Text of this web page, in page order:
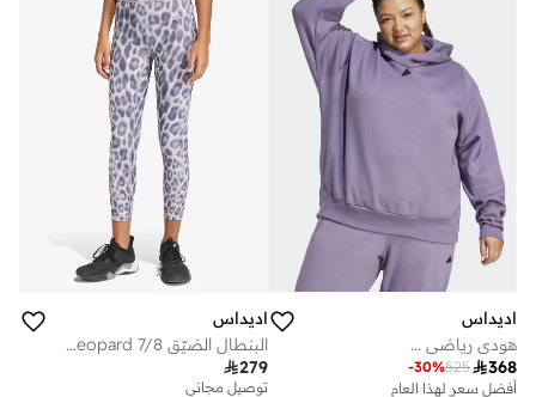
اديداس
هودي رياضي ...
368
525
-30%
أفضل سعر لهذا العام
توصيل مجاني
أفضل سعر لهذا العام
اديداس
البنطال الضيّق Optime Essentials Workout Leopard 7/8
279
توصيل مجاني